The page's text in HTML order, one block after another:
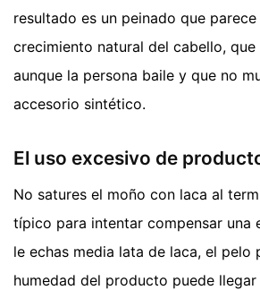
resultado es un peinado que
crecimiento natural del cabello, que
aunque la persona baile y que no
accesorio sintético.
El uso excesivo de
No satures el moño con laca al
típico para intentar compensar una
le echas media lata de laca, el pelo
humedad del producto puede llegar